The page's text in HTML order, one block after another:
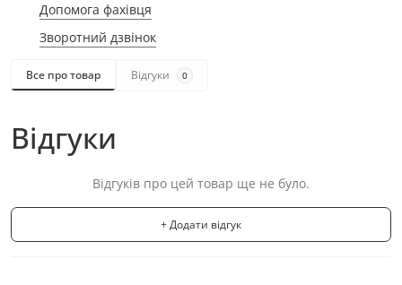
Допомога фахівця
Зворотний дзвінок
Все про товар Відгуки 0
Відгуки
Відгуків про цей товар ще не було.
+ Додати відгук